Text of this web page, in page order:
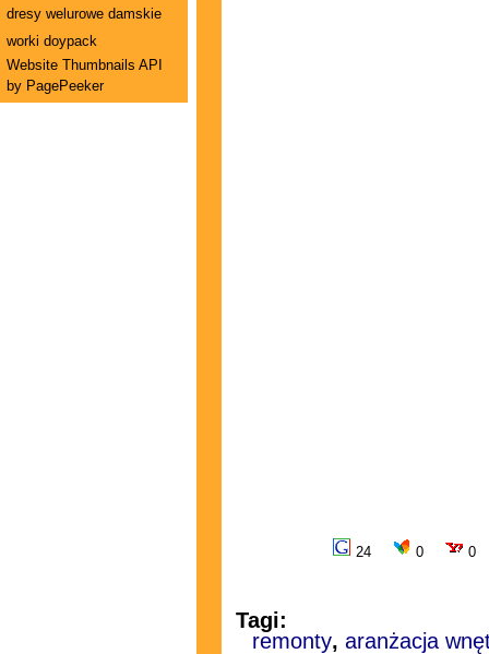
dresy welurowe damskie
worki doypack
Website Thumbnails API
by PagePeeker
24 0 0
Tagi:
remonty, aranżacja